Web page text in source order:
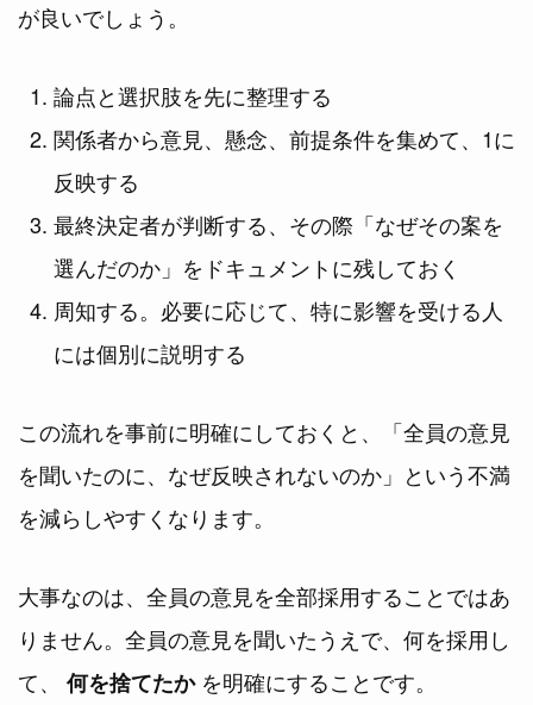
が良いでしょう。
論点と選択肢を先に整理する
関係者から意見、懸念、前提条件を集めて、1に
反映する
最終決定者が判断する、その際「なぜその案を
選んだのか」をドキュメントに残しておく
周知する。必要に応じて、特に影響を受ける人
には個別に説明する
この流れを事前に明確にしておくと、「全員の意見
を聞いたのに、なぜ反映されないのか」という不満
を減らしやすくなります。
大事なのは、全員の意見を全部採用することではあ
りません。全員の意見を聞いたうえで、何を採用し
て、 何を捨てたかを明確にすることです。